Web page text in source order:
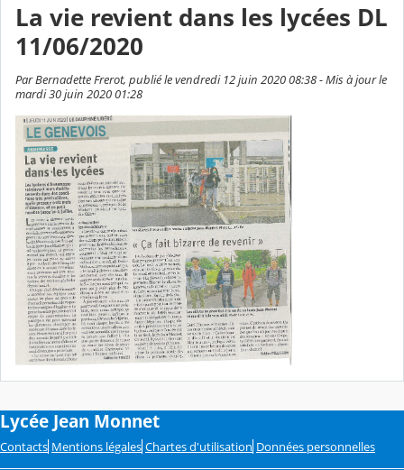
La vie revient dans les lycées DL
11/06/2020
Par Bernadette Frerot, publié le vendredi 12 juin 2020 08:38 - Mis à jour le
mardi 30 juin 2020 01:28
Lycée Jean Monnet
Contacts Mentions légales Chartes d'utilisation Données personnelles